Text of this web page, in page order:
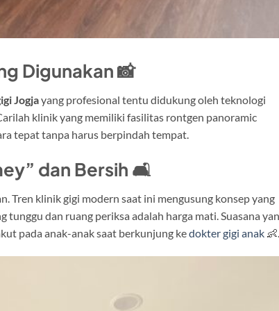
Digunakan 📸
Jogjayang profesional tentu didukung oleh teknologi
klinik yang memiliki fasilitas rontgen panoramic
tepat tanpa harus berpindah tempat.
dan Bersih 🛋️
Tren klinik gigi modern saat ini mengusung konsep yang
tunggu dan ruang periksa adalah harga mati. Suasana
pada anak-anak saat berkunjung kedokter gigi anak 👶.